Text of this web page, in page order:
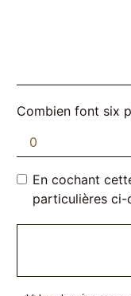
Combien font six
En cochant
particulières ci-